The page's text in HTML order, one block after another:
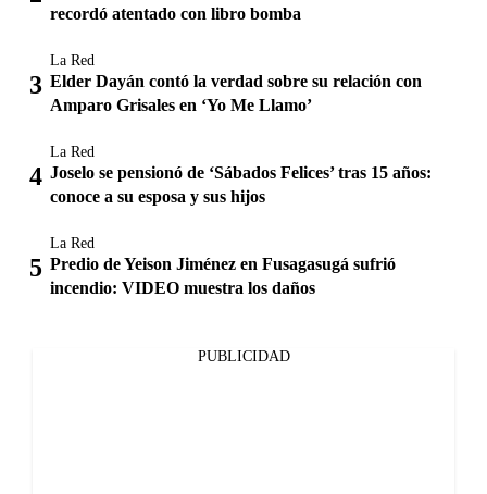
recordó atentado con libro bomba
La Red
Elder Dayán contó la verdad sobre su relación con
Amparo Grisales en ‘Yo Me Llamo’
La Red
Joselo se pensionó de ‘Sábados Felices’ tras 15 años:
conoce a su esposa y sus hijos
La Red
Predio de Yeison Jiménez en Fusagasugá sufrió
incendio: VIDEO muestra los daños
PUBLICIDAD